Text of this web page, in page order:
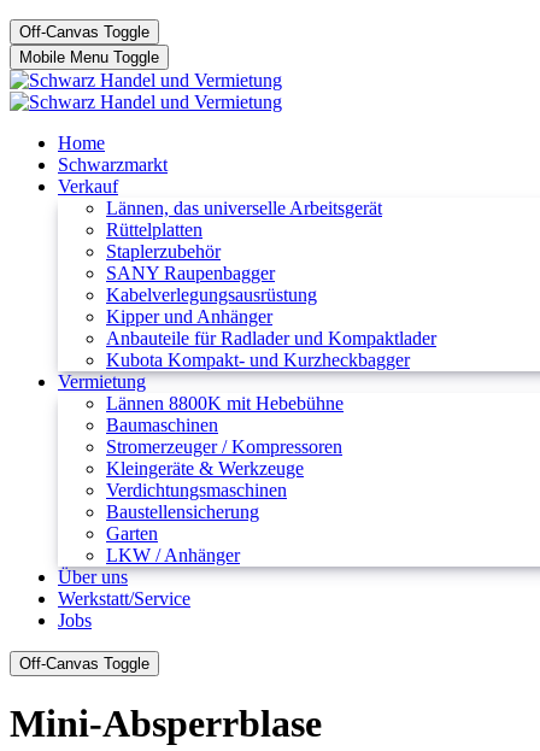
Off-Canvas Toggle
Mobile Menu Toggle
Home
Schwarzmarkt
Verkauf
Lännen, das universelle Arbeitsgerät
Rüttelplatten
Staplerzubehör
SANY Raupenbagger
Kabelverlegungsausrüstung
Kipper und Anhänger
Anbauteile für Radlader und Kompaktlader
Kubota Kompakt- und Kurzheckbagger
Vermietung
Lännen 8800K mit Hebebühne
Baumaschinen
Stromerzeuger / Kompressoren
Kleingeräte & Werkzeuge
Verdichtungsmaschinen
Baustellensicherung
Garten
LKW / Anhänger
Über uns
Werkstatt/Service
Jobs
Off-Canvas Toggle
Mini-Absperrblase